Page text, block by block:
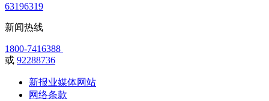
63196319
新闻热线
1800-7416388
或 92288736
新报业媒体网站
网络条款